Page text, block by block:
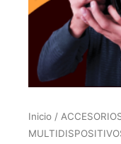
Inicio /